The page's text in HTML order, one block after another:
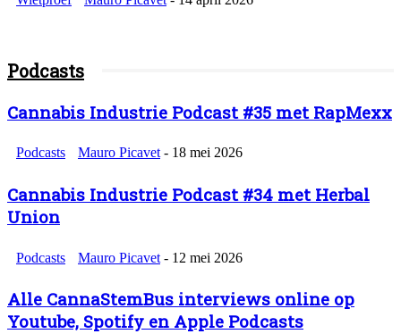
Podcasts
Cannabis Industrie Podcast #35 met RapMexx
Podcasts Mauro Picavet - 18 mei 2026
Cannabis Industrie Podcast #34 met Herbal
Union
Podcasts Mauro Picavet - 12 mei 2026
Alle CannaStemBus interviews online op
Youtube, Spotify en Apple Podcasts